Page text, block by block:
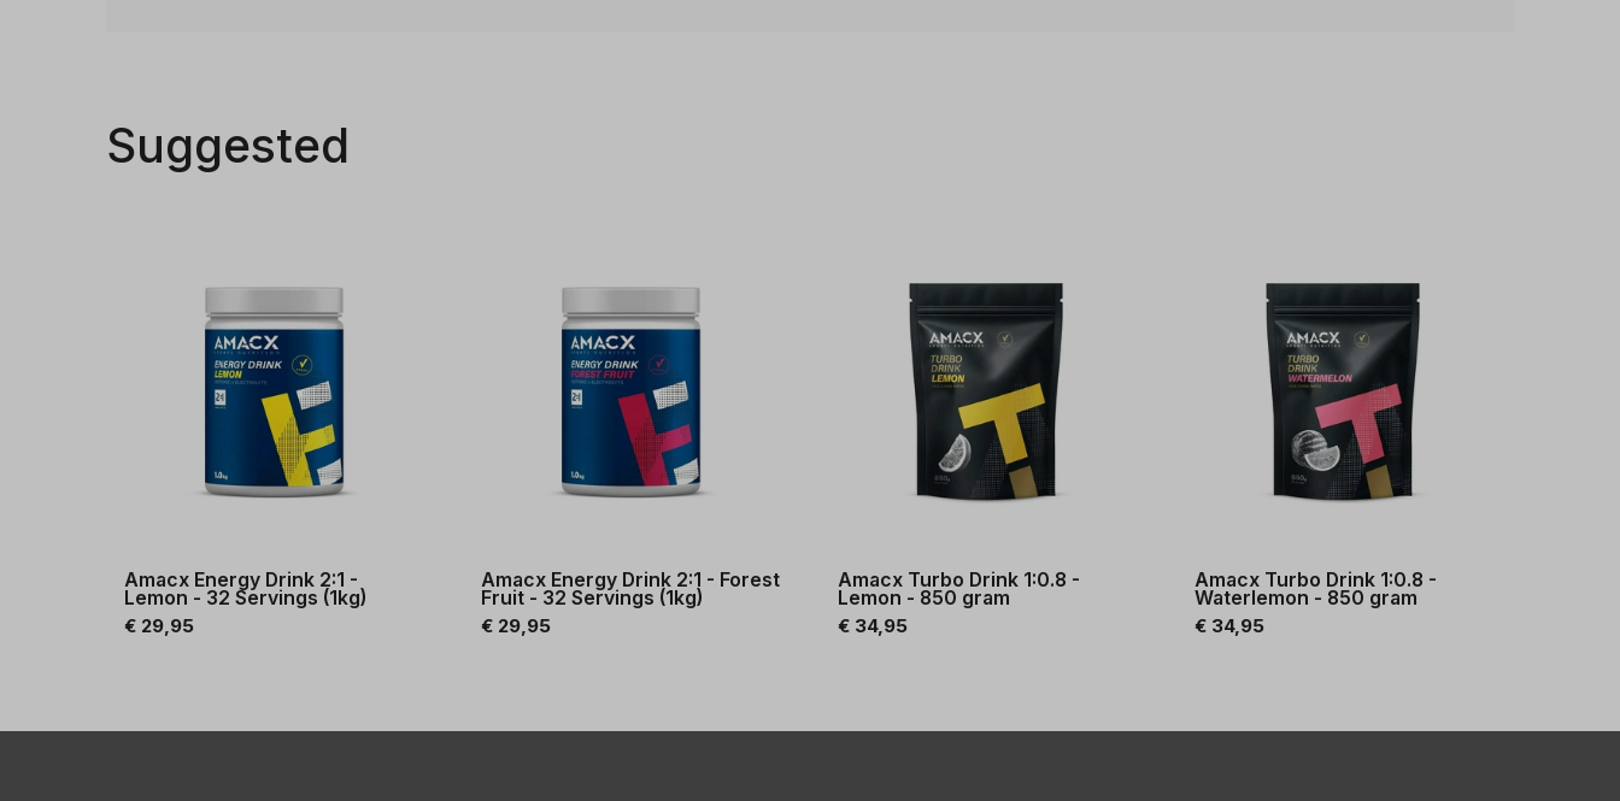
Suggested
Amacx Energy Drink 2:1 -
Lemon - 32 Servings (1kg)
€ 29,95
Amacx Energy Drink 2:1 - Forest
Fruit - 32 Servings (1kg)
€ 29,95
Amacx Turbo Drink 1:0.8 -
Lemon - 850 gram
€ 34,95
Amacx Turbo Drink 1:0.8 -
Waterlemon - 850 gram
€ 34,95